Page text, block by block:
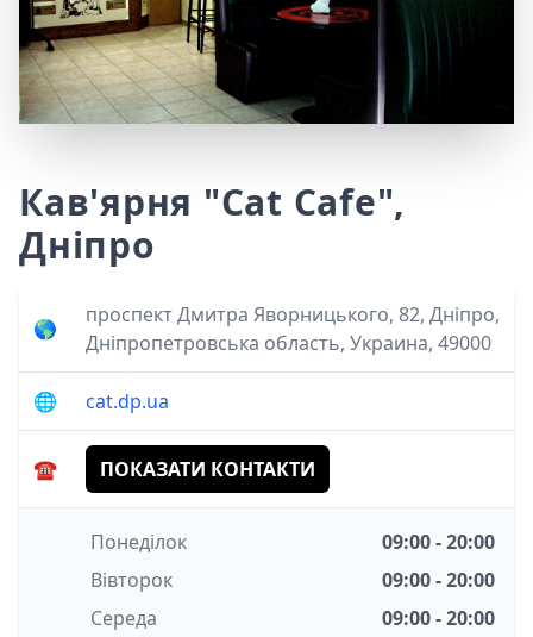
Кав'ярня "Cat Cafe",
Дніпро
🌎
проспект Дмитра Яворницького, 82, Дніпро,
Дніпропетровська область, Украина, 49000
🌐 cat.dp.ua
☎️ ПОКАЗАТИ КОНТАКТИ
Понеділок
09:00 - 20:00
Вівторок
09:00 - 20:00
Середа
09:00 - 20:00